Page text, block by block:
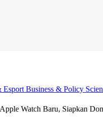
Esport Business & Policy
Watch Baru, Siapkan